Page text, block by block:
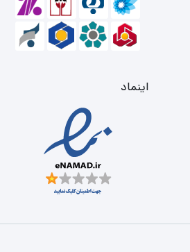
اینماد